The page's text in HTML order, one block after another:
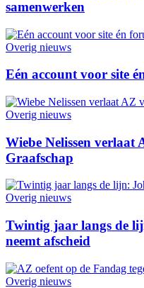
samenwerken
Overig nieuws
Eén account voor site
Overig nieuws
Wiebe Nelissen verlaat
Graafschap
Overig nieuws
Twintig jaar langs de
neemt afscheid
Overig nieuws